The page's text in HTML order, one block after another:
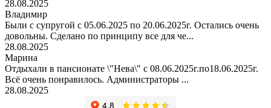
28.08.2025
Владимир
Были с супругой с 05.06.2025 по 20.06.2025г. Остались очень
довольны. Сделано по принципу все для че...
28.08.2025
Марина
Отдыхали в пансионате \"Нева\" с 08.06.2025г.по18.06.2025г.
Всё очень понравилось. Администраторы ...
28.08.2025